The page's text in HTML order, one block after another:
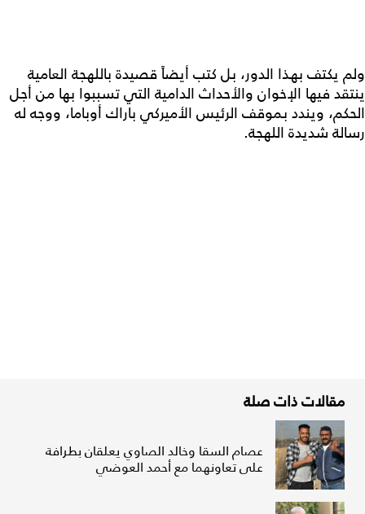
ولم يكتف بهذا الدور، بل كتب أيضاً قصيدة باللهجة العامية
ينتقد فيها الإخوان والأحداث الدامية التي تسببوا بها من أجل
الحكم، ويندد بموقف الرئيس الأميركي باراك أوباما، ووجه له
رسالة شديدة اللهجة.
مقالات ذات صلة
عصام السقا وخالد الصاوي يعلقان بطرافة
على تعاونهما مع أحمد العوضي